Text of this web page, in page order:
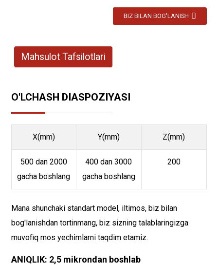
BIZ BILAN BOG'LANISH
Mahsulot Tafsilotlari
O'LCHASH DIASPOZIYASI
X(mm) Y(mm) Z(mm)
500 dan 2000
gacha boshlang
400 dan 3000
gacha boshlang
200
Mana shunchaki standart model, iltimos, biz bilan
bog'lanishdan tortinmang, biz sizning talablaringizga
muvofiq mos yechimlarni taqdim etamiz.
ANIQLIK: 2,5 mikrondan boshlab